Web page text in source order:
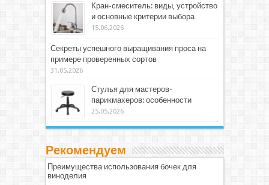
Кран-смеситель: виды, устройство
и основные критерии выбора
15.06.2026
Секреты успешного выращивания проса на
примере проверенных сортов
31.05.2026
Стулья для мастеров-
парикмахеров: особенности
25.05.2026
Рекомендуем
Преимущества использования бочек для
виноделия